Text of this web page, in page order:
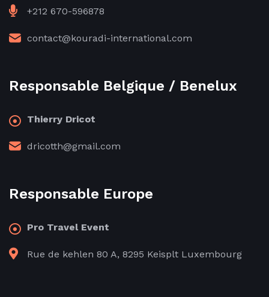
+212 670-596878
contact@kouradi-international.com
Responsable Belgique / Benelux
Thierry Dricot
dricotth@gmail.com
Responsable Europe
Pro Travel Event
Rue de kehlen 80 A, 8295 Keisplt Luxembourg